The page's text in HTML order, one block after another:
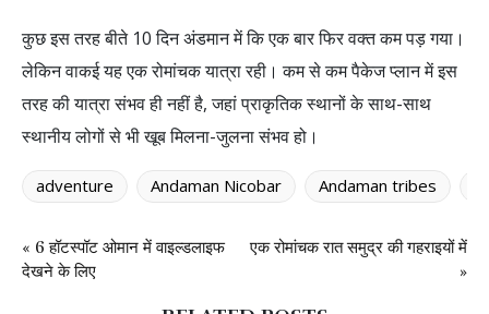
कुछ इस तरह बीते 10 दिन अंडमान में कि एक बार फिर वक्त कम पड़ गया।
लेकिन वाकई यह एक रोमांचक यात्रा रही। कम से कम पैकेज प्लान में इस
तरह की यात्रा संभव ही नहीं है, जहां प्राकृतिक स्थानों के साथ-साथ
स्थानीय लोगों से भी खूब मिलना-जुलना संभव हो।
adventure Andaman Nicobar Andaman tribes
« 6 हॉटस्पॉट ओमान में वाइल्डलाइफ
देखने के लिए
एक रोमांचक रात समुद्र की गहराइयों में
»